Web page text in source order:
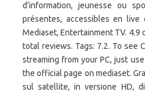
d’information, jeunesse ou
présentes, accessibles en
Mediaset, Entertainment TV. 4.9
total reviews. Tags: 7.2. To see
streaming from your PC, just
the official page on mediaset.
sul satellite, in versione HD,